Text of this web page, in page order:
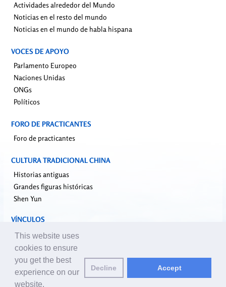
Actividades alrededor del Mundo
Noticias en el resto del mundo
Noticias en el mundo de habla hispana
VOCES DE APOYO
Parlamento Europeo
Naciones Unidas
ONGs
Políticos
FORO DE PRACTICANTES
Foro de practicantes
CULTURA TRADICIONAL CHINA
Historias antiguas
Grandes figuras históricas
Shen Yun
VÍNCULOS
falundafa.org
faluninfo.net
minghui.org
pureinsight.org
This website uses
cookies to ensure
you get the best
experience on our
website.
Decline Accept